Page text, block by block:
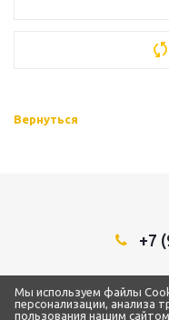
Вернуться
+7
Мы используем файлы
персонализации, анализа
пользования нашим